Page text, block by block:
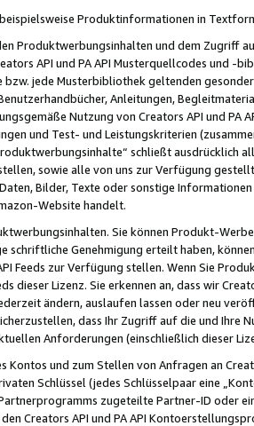
Produktinformationen in
Produktwerbungsinhalten und dem Zugriff
API und PA API Musterquellcodes und
jede Musterbibliothek geltenden
Anleitungen,
Nutzung von Creators API und PA
und Test- und Leistungskriterien
schließt ausdrücklich
sowie alle von uns zur Verfügung
Bilder, Texte oder sonstige
Website handelt.
Sie können Produkt-
schriftliche Genehmigung erteilt haben,
Feeds zur Verfügung stellen. Wenn Sie
dieser Lizenz. Sie erkennen an, dass wir
ändern, auslaufen lassen oder neu
dass Ihr Zugriff auf die und Ihre
Anforderungen (einschließlich dieser
Kontos und zum Stellen von Anfragen an
Schlüssel (jedes Schlüsselpaar eine
zugeteilte Partner-ID oder
Creators API und PA API